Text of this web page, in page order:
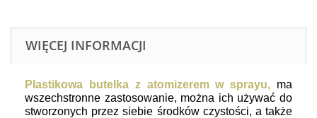
WIĘCEJ INFORMACJI
Plastikowa butelka z atomizerem w sprayu, ma
wszechstronne zastosowanie, można ich używać do
stworzonych przez siebie środków czystości, a także